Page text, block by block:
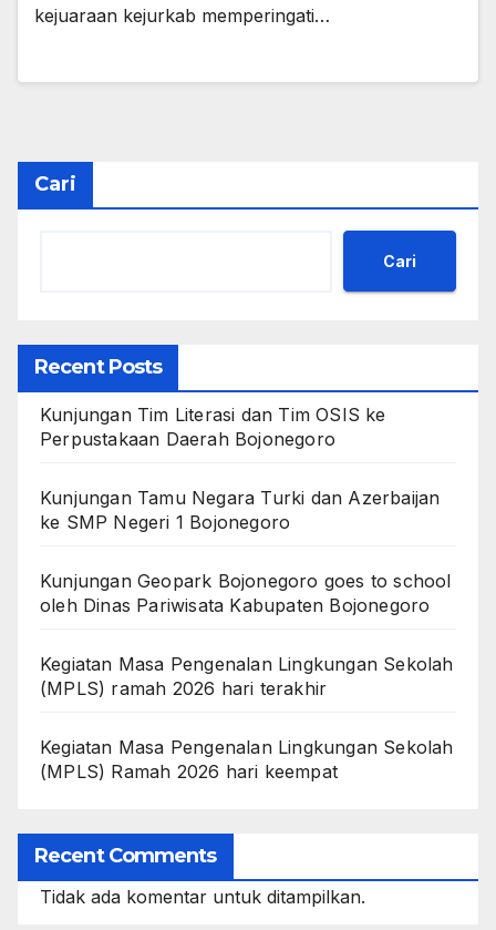
kejuaraan kejurkab memperingati…
Cari
Cari
Recent Posts
Kunjungan Tim Literasi dan Tim OSIS ke
Perpustakaan Daerah Bojonegoro
Kunjungan Tamu Negara Turki dan Azerbaijan
ke SMP Negeri 1 Bojonegoro
Kunjungan Geopark Bojonegoro goes to school
oleh Dinas Pariwisata Kabupaten Bojonegoro
Kegiatan Masa Pengenalan Lingkungan Sekolah
(MPLS) ramah 2026 hari terakhir
Kegiatan Masa Pengenalan Lingkungan Sekolah
(MPLS) Ramah 2026 hari keempat
Recent Comments
Tidak ada komentar untuk ditampilkan.